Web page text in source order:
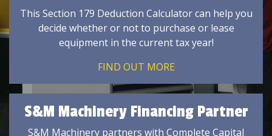
This Section 179 Deduction Calculator can help you
decide whether or not to purchase or lease
equipment in the current tax year!
FIND OUT MORE
S&M Machinery Financing Partner
S&M Machinery partners with Complete Capital